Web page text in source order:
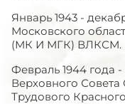
Январь 1943 -
Московского
(МК И МГК) ВЛКСМ.
Февраль 1944 года
Верховного
Трудового